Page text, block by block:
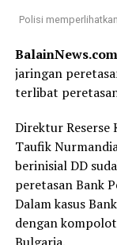
yang
diketahui melalui
ABPEDNAS dan
menjadi
“Alurnya nanti
Pokja
kabupaten/kota.
Kordinator
berbagai desa.
berbagai
Polisi
jaringan
terlibat
Direktur Reserse
Taufik
berinisial DD
peretasan Bank
Dalam kasus
dengan